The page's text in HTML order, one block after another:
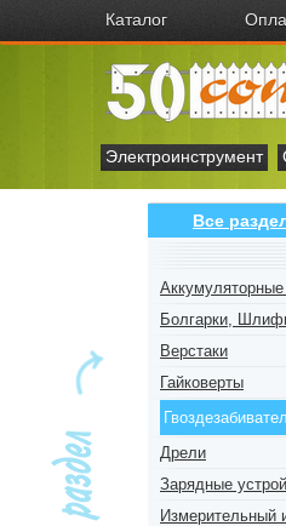
Каталог
Электроинструмент
Все
Аккумуляторные
Болгарки,
Верстаки
Гайковерты
Дрели
Зарядные
Измерительный